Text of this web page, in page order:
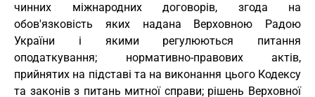
чинних міжнародних договорів, згода на
обов'язковість яких надана Верховною Радою
України і якими регулюються питання
оподаткування; нормативно-правових актів,
прийнятих на підставі та на виконання цього Кодексу
та законів з питань митної справи; рішень Верховної